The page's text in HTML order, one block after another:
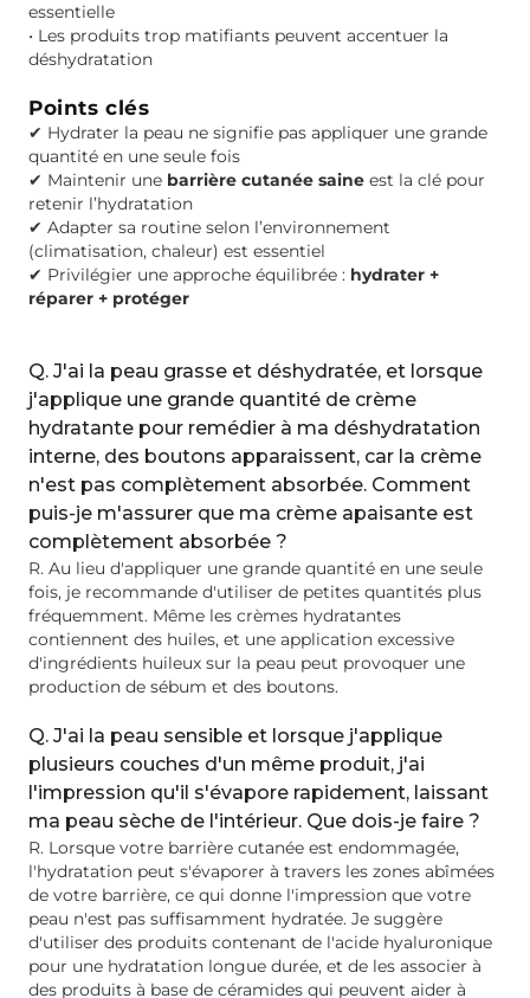
essentielle
• Les produits trop matifiants peuvent accentuer la
déshydratation
Points clés
✔ Hydrater la peau ne signifie pas appliquer une grande
quantité en une seule fois
✔ Maintenir une barrière cutanée saine est la clé pour
retenir l’hydratation
✔ Adapter sa routine selon l’environnement
(climatisation, chaleur) est essentiel
✔ Privilégier une approche équilibrée : hydrater +
réparer + protéger
Q. J'ai la peau grasse et déshydratée, et lorsque
j'applique une grande quantité de crème
hydratante pour remédier à ma déshydratation
interne, des boutons apparaissent, car la crème
n'est pas complètement absorbée. Comment
puis-je m'assurer que ma crème apaisante est
complètement absorbée ?
R. Au lieu d'appliquer une grande quantité en une seule
fois, je recommande d'utiliser de petites quantités plus
fréquemment. Même les crèmes hydratantes
contiennent des huiles, et une application excessive
d'ingrédients huileux sur la peau peut provoquer une
production de sébum et des boutons.
Q. J'ai la peau sensible et lorsque j'applique
plusieurs couches d'un même produit, j'ai
l'impression qu'il s'évapore rapidement, laissant
ma peau sèche de l'intérieur. Que dois-je faire ?
R. Lorsque votre barrière cutanée est endommagée,
l'hydratation peut s'évaporer à travers les zones abîmées
de votre barrière, ce qui donne l'impression que votre
peau n'est pas suffisamment hydratée. Je suggère
d'utiliser des produits contenant de l'acide hyaluronique
pour une hydratation longue durée, et de les associer à
des produits à base de céramides qui peuvent aider à